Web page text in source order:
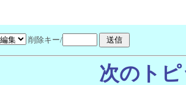
削除キー/
次のト